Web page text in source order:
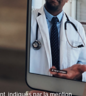
indiqués par la mention